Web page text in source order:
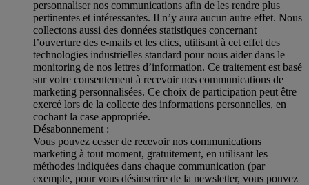
personnaliser nos communications afin de les rendre plus
pertinentes et intéressantes. Il n’y aura aucun autre effet. Nous
collectons aussi des données statistiques concernant
l’ouverture des e-mails et les clics, utilisant à cet effet des
technologies industrielles standard pour nous aider dans le
monitoring de nos lettres d’information. Ce traitement est basé
sur votre consentement à recevoir nos communications de
marketing personnalisées. Ce choix de participation peut être
exercé lors de la collecte des informations personnelles, en
cochant la case appropriée.
Désabonnement :
Vous pouvez cesser de recevoir nos communications
marketing à tout moment, gratuitement, en utilisant les
méthodes indiquées dans chaque communication (par
exemple, pour vous désinscrire de la newsletter, vous pouvez